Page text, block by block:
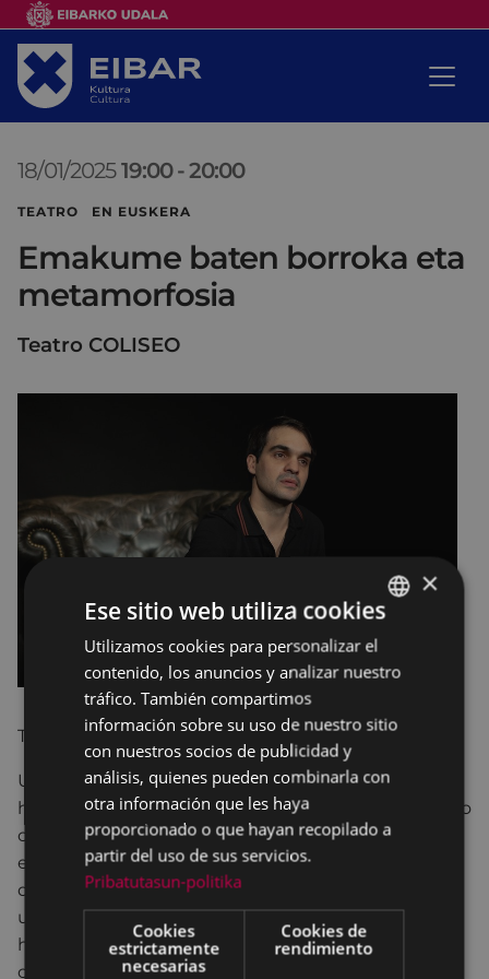
18/01/2025 19:00 -20:00
TEATRO EN EUSKERA
Emakume baten borroka eta
metamorfosia
Teatro COLISEO
TANTTAKA TEATROA
Un ambicioso proyecto autobiográfico sobre la
heroica transformación de una madre en un mundo
con cabeza y cuerpo de hombre. A partir del
encuentro, fortuito, de un autorretrato de juventud
de su madre, Éduard Louis, rememora la figura de
una mujer apartada de todo, sojuzgada e incluso
humillada por la violencia masculina, que a los
cuarenta y cinco años se rebela, huye y, poco a
BASQUE
SPANISH
×
Ese sitio web utiliza cookies
Utilizamos cookies para personalizar el
contenido, los anuncios y analizar nuestro
tráfico. También compartimos
información sobre su uso de nuestro sitio
con nuestros socios de publicidad y
análisis, quienes pueden combinarla con
otra información que les haya
proporcionado o que hayan recopilado a
partir del uso de sus servicios.
Pribatutasun-politika
Cookies
estrictamente
necesarias
Cookies de
rendimiento